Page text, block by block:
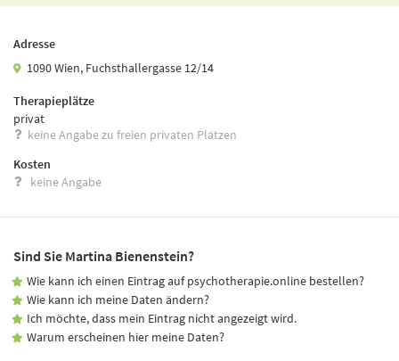
Adresse
1090 Wien, Fuchsthallergasse 12/14
Therapieplätze
privat
keine Angabe zu freien privaten Plätzen
Kosten
keine Angabe
Sind Sie Martina Bienenstein?
Wie kann ich einen Eintrag auf psychotherapie.online bestellen?
Wie kann ich meine Daten ändern?
Ich möchte, dass mein Eintrag nicht angezeigt wird.
Warum erscheinen hier meine Daten?